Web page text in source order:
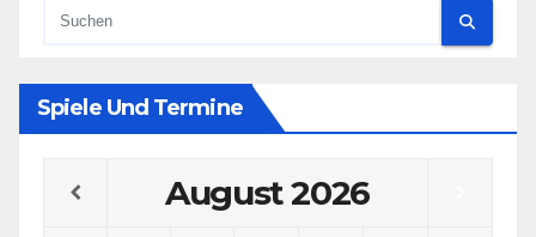
Spiele Und Termine
August2026